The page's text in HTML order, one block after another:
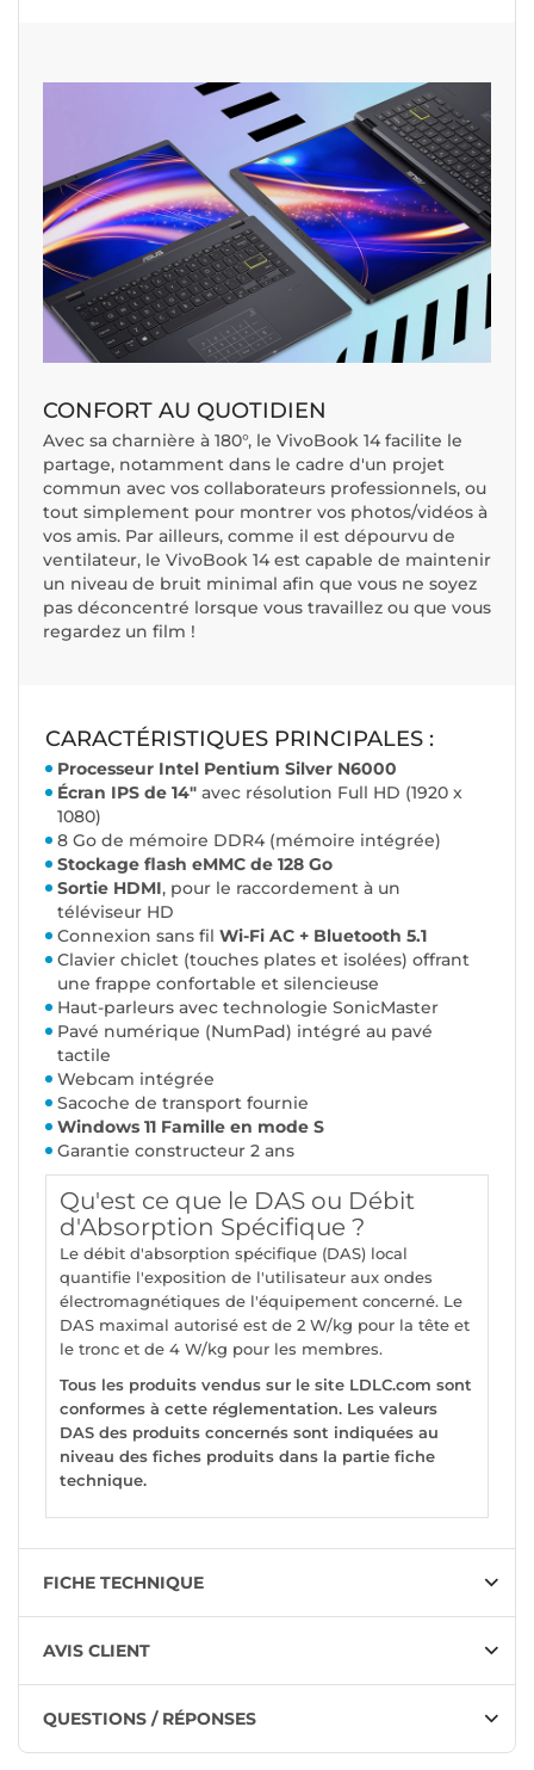
CONFORT AU QUOTIDIEN
Avec sa charnière à 180°, le VivoBook 14 facilite le
partage, notamment dans le cadre d'un projet
commun avec vos collaborateurs professionnels, ou
tout simplement pour montrer vos photos/vidéos à
vos amis. Par ailleurs, comme il est dépourvu de
ventilateur, le VivoBook 14 est capable de maintenir
un niveau de bruit minimal afin que vous ne soyez
pas déconcentré lorsque vous travaillez ou que vous
regardez un film !
CARACTÉRISTIQUES PRINCIPALES :
Processeur Intel Pentium Silver N6000
Écran IPS de 14" avec résolution Full HD (1920 x
1080)
8 Go de mémoire DDR4 (mémoire intégrée)
Stockage flash eMMC de 128 Go
Sortie HDMI, pour le raccordement à un
téléviseur HD
Connexion sans fil Wi-Fi AC + Bluetooth 5.1
Clavier chiclet (touches plates et isolées) offrant
une frappe confortable et silencieuse
Haut-parleurs avec technologie SonicMaster
Pavé numérique (NumPad) intégré au pavé
tactile
Webcam intégrée
Sacoche de transport fournie
Windows 11 Famille en mode S
Garantie constructeur 2 ans
Qu'est ce que le DAS ou Débit
d'Absorption Spécifique ?
Le débit d'absorption spécifique (DAS) local
quantifie l'exposition de l'utilisateur aux ondes
électromagnétiques de l'équipement concerné. Le
DAS maximal autorisé est de 2 W/kg pour la tête et
le tronc et de 4 W/kg pour les membres.
Tous les produits vendus sur le site LDLC.com sont
conformes à cette réglementation. Les valeurs
DAS des produits concernés sont indiquées au
niveau des fiches produits dans la partie fiche
technique.
FICHE TECHNIQUE
AVIS CLIENT
QUESTIONS / RÉPONSES